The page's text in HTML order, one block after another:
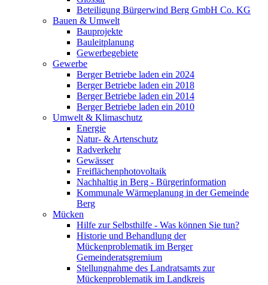
Beteiligung Bürgerwind Berg GmbH Co. KG
Bauen & Umwelt
Bauprojekte
Bauleitplanung
Gewerbegebiete
Gewerbe
Berger Betriebe laden ein 2024
Berger Betriebe laden ein 2018
Berger Betriebe laden ein 2014
Berger Betriebe laden ein 2010
Umwelt & Klimaschutz
Energie
Natur- & Artenschutz
Radverkehr
Gewässer
Freiflächenphotovoltaik
Nachhaltig in Berg - Bürgerinformation
Kommunale Wärmeplanung in der Gemeinde
Berg
Mücken
Hilfe zur Selbsthilfe - Was können Sie tun?
Historie und Behandlung der
Mückenproblematik im Berger
Gemeinderatsgremium
Stellungnahme des Landratsamts zur
Mückenproblematik im Landkreis